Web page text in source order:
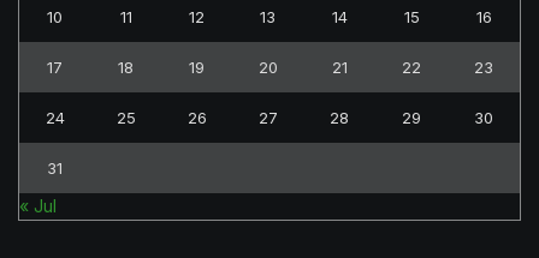
10 11 12 13 14 15 16
17 18 19 20 21 22 23
24 25 26 27 28 29 30
31
« Jul